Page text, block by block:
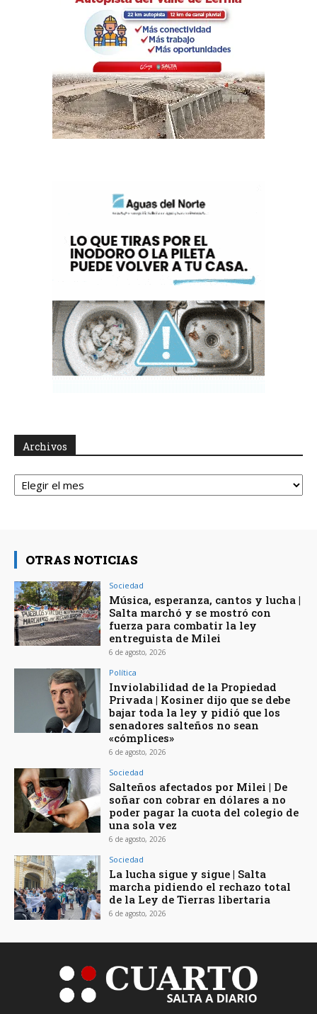
Archivos
Archivos
OTRAS NOTICIAS
Sociedad
Música, esperanza, cantos y lucha |
Salta marchó y se mostró con
fuerza para combatir la ley
entreguista de Milei
6 de agosto, 2026
Política
Inviolabilidad de la Propiedad
Privada | Kosiner dijo que se debe
bajar toda la ley y pidió que los
senadores salteños no sean
«cómplices»
6 de agosto, 2026
Sociedad
Salteños afectados por Milei | De
soñar con cobrar en dólares a no
poder pagar la cuota del colegio de
una sola vez
6 de agosto, 2026
Sociedad
La lucha sigue y sigue | Salta
marcha pidiendo el rechazo total
de la Ley de Tierras libertaria
6 de agosto, 2026